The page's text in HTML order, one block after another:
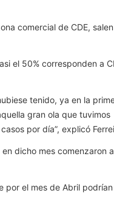
comercial de CDE,
el 50% corresponden a
tenido, ya en la
gran ola que tuvimos
por día”, explicó
dicho mes comenzaron a
por el mes de Abril podrían